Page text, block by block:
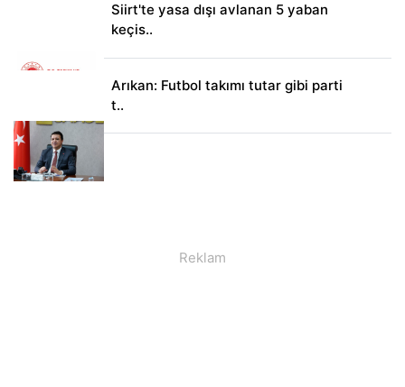
Siirt'te yasa dışı avlanan 5 yaban
keçis..
Arıkan: Futbol takımı tutar gibi parti
t..